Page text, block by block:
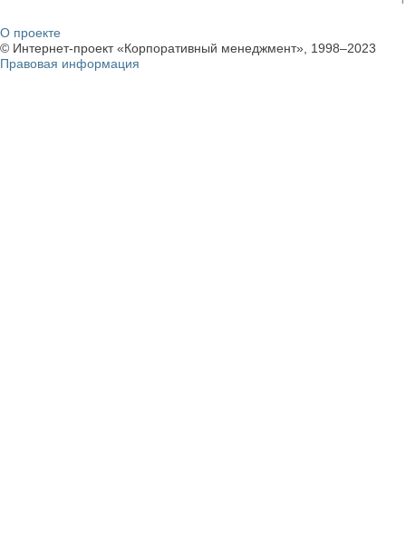
О проекте
© Интернет-проект «Корпоративный менеджмент», 1998–2023
Правовая информация